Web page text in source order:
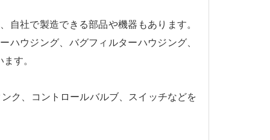
自社で製造できる部品や機器もあります。
ハウジング、バグフィルターハウジング、
す。
ク、コントロールバルブ、スイッチなどを